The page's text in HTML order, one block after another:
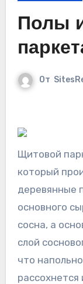
Полы
От
Щитовой
который
деревянные
основного
сосна, а
слой
что